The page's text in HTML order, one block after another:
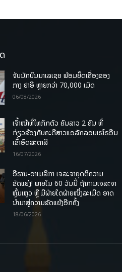
ຈັບນັກບິນມາເລເຊຍ ພ້ອມຍຶດເຄື່ອງຂອງ
ກາງ ຢາອີ ຫຼາຍກວ່າ 70,000 ເມັດ
06/08/2026
ເຈົ້າໜ້າທີ່ໄທກັກຕົວ ຄົນລາວ 2 ຄົນ ທີ່
ກ່ຽວຂ້ອງກັບຄະດີສາວແອລັກລອບເຮໂຣອີນ
ເຂົ້າອົດສະຕາລີ
16/07/2026
ອີຣານ-ອາເມລິກາ ເຈລະຈາຍຸດຕິຄວາມ
ຂັດແຍ່ງ! ພາຍໃນ 60 ວັນນີ້ ຖ້າການເຈລະຈາ
ຫຼົ້ມເຫຼວ ຫຼື ມີຝ່າຍໃດຝ່າຍໜຶ່ງລະເມີດ ອາດ
ນໍາມາສູ່ຄວາມຂັດແຍ້ງອີກຄັ້ງ
18/06/2026